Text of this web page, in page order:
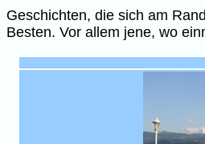
Geschichten, die sich am
Besten. Vor allem jene, wo